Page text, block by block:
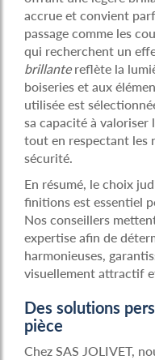
accrue et convient
passage comme les
qui recherchent un
brillantereflète la
boiseries et aux
utilisée est
sa capacité à
tout en respectant les
sécurité.
En résumé, le choix
finitions est essentiel
Nos conseillers
expertise afin de
harmonieuses,
visuellement attractif
Des solutions
pièce
Chez SAS JOLIVET,